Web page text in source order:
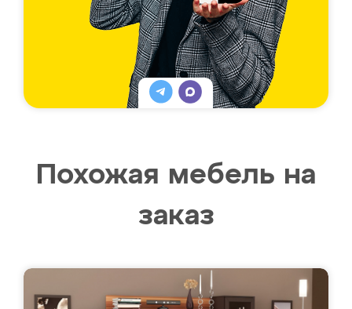
Похожая мебель на
заказ